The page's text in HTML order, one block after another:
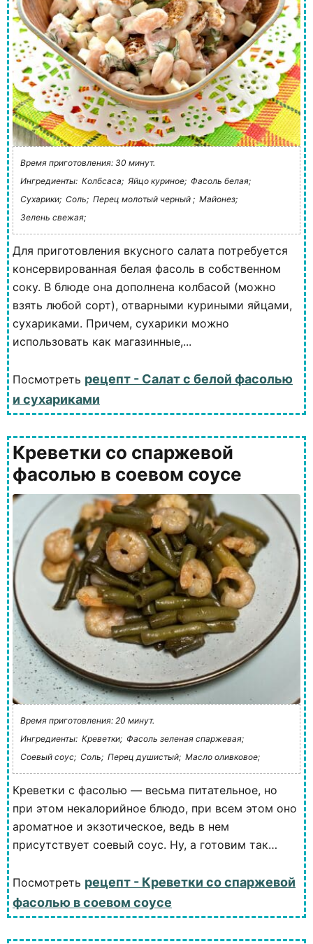
Время приготовления: 30 минут.
Ингредиенты: Колбсаса; Яйцо куриное; Фасоль белая;
Сухарики; Соль; Перец молотый черный ; Майонез;
Зелень свежая;
Для приготовления вкусного салата потребуется
консервированная белая фасоль в собственном
соку. В блюде она дополнена колбасой (можно
взять любой сорт), отварными куриными яйцами,
сухариками. Причем, сухарики можно
использовать как магазинные,...
Посмотреть рецепт - Салат с белой фасолью
и сухариками
Креветки со спаржевой
фасолью в соевом соусе
Время приготовления: 20 минут.
Ингредиенты: Креветки; Фасоль зеленая спаржевая;
Соевый соус; Соль; Перец душистый; Масло оливковое;
Креветки с фасолью — весьма питательное, но
при этом некалорийное блюдо, при всем этом оно
ароматное и экзотическое, ведь в нем
присутствует соевый соус. Ну, а готовим так…
Посмотреть рецепт - Креветки со спаржевой
фасолью в соевом соусе